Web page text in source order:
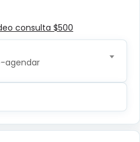
consulta $500
agendar